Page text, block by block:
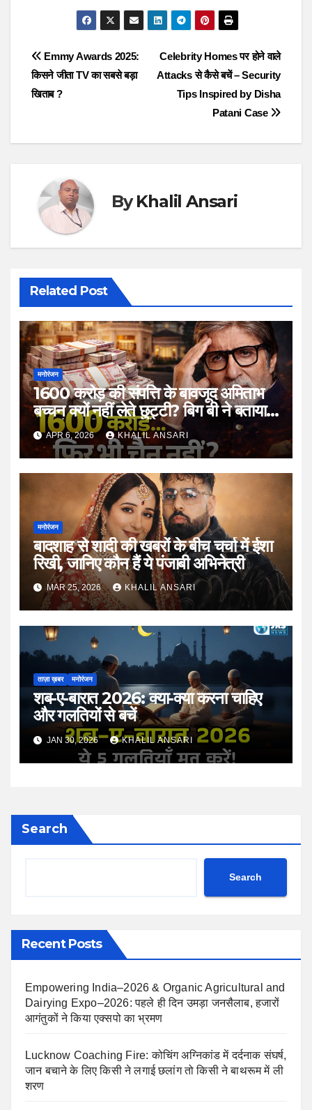
Post
navigation
Celebrity Homes पर होने वाले
Attacks से कैसे बचें – Security
Tips Inspired by Disha
Patani Case
Emmy Awards 2025:
किसने जीता TV का सबसे बड़ा
खिताब ?
ByKhalil Ansari
Related Post
मनोरंजन
1600 करोड़ की संपत्ति के बावजूद अमिताभ
बच्चन क्यों नहीं लेते छुट्टी? बिग बी ने बताया
काम के प्रति अपनी सोच का राज
APR 6, 2026 KHALIL ANSARI
मनोरंजन
बादशाह से शादी की खबरों के बीच चर्चा में ईशा
रिखी, जानिए कौन हैं ये पंजाबी अभिनेत्री
MAR 25, 2026 KHALIL ANSARI
ताज़ा ख़बर मनोरंजन
शब-ए-बारात 2026: क्या-क्या करना चाहिए
और गलतियों से बचें
JAN 30, 2026 KHALIL ANSARI
Search
Search
Recent Posts
Empowering India–2026 & Organic Agricultural and
Dairying Expo–2026: पहले ही दिन उमड़ा जनसैलाब, हजारों
आगंतुकों ने किया एक्सपो का भ्रमण
Lucknow Coaching Fire: कोचिंग अग्निकांड में दर्दनाक संघर्ष,
जान बचाने के लिए किसी ने लगाई छलांग तो किसी ने बाथरूम में ली
शरण